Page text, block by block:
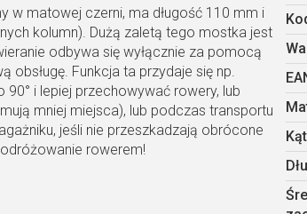
w matowej czerni, ma długość 110 mm i
kolumn). Dużą zaletą tego mostka jest
odbywa się wyłącznie za pomocą
obsługę. Funkcja ta przydaje się np.
i lepiej przechowywać rowery, lub
mniej miejsca), lub podczas transportu
jeśli nie przeszkadzają obrócone
rowerem!
Kąt